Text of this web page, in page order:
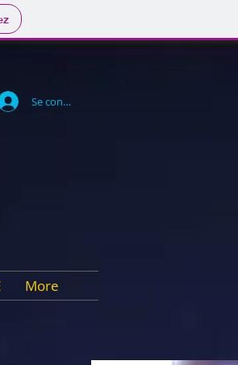
Se connecter
More